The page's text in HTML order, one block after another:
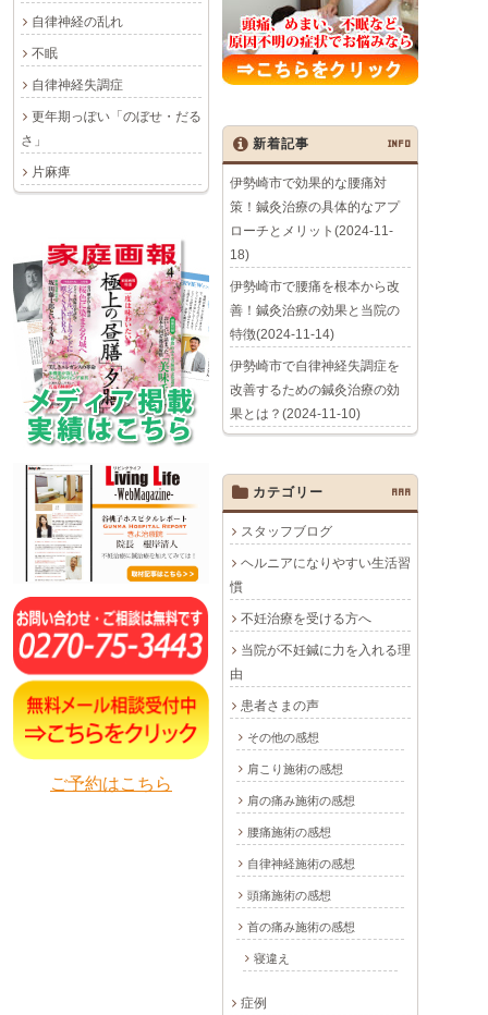
自律神経の乱れ
不眠
自律神経失調症
更年期っぽい「のぼせ・だる
さ」
片麻痺
新着記事 INFO
伊勢崎市で効果的な腰痛対
策！鍼灸治療の具体的なアプ
ローチとメリット(2024-11-
18)
伊勢崎市で腰痛を根本から改
善！鍼灸治療の効果と当院の
特徴(2024-11-14)
伊勢崎市で自律神経失調症を
改善するための鍼灸治療の効
果とは？(2024-11-10)
ご予約はこちら
カテゴリー AAA
スタッフブログ
ヘルニアになりやすい生活習
慣
不妊治療を受ける方へ
当院が不妊鍼に力を入れる理
由
患者さまの声
その他の感想
肩こり施術の感想
肩の痛み施術の感想
腰痛施術の感想
自律神経施術の感想
頭痛施術の感想
首の痛み施術の感想
寝違え
症例